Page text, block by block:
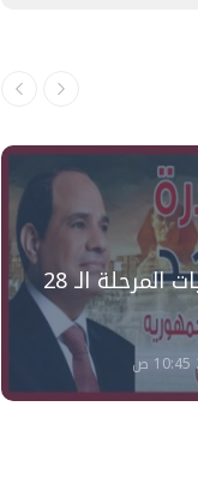
"الداخلية" تواصل فعاليات المرحلة الـ 28